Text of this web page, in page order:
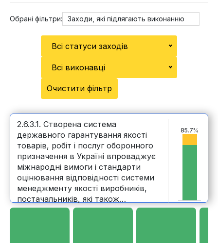
Обрані фільтри: Заходи, які підлягають виконанню
Всі статуси заходів
Всі виконавці
Очистити фільтр
2.6.3.1. Створена система
державного гарантування якості
товарів, робіт і послуг оборонного
призначення в Україні впроваджує
міжнародні вимоги і стандарти
оцінювання відповідності системи
менеджменту якості виробників,
постачальників, які також
відповідають стандартам НАТО
85.7%